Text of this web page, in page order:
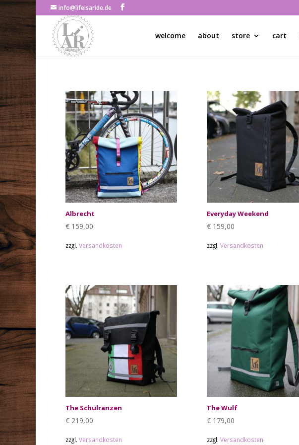
info@lifeisaride.de
welcome about store cart
Albrecht
€ 159,00
zzgl. Versandkosten
Everyday Weekend
€159,00
zzgl. Versandkosten
The Schulranzen
€ 219,00
zzgl. Versandkosten
The Wulf
€179,00
zzgl. Versandkosten